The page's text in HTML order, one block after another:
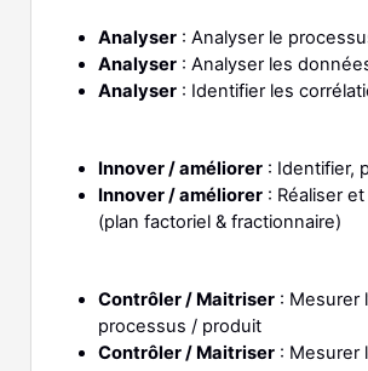
Analyser : Analyser le
Analyser : Analyser les
Analyser : Identifier les
Innover / améliorer : Identifier,
Innover / améliorer : Réaliser
(plan factoriel & fractionnaire)
Contrôler / Maitriser : Mesurer
processus / produit
Contrôler / Maitriser : Mesurer